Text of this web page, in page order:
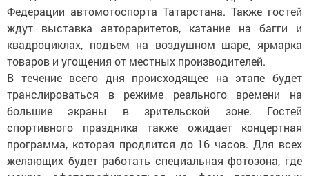
Федерации автомотоспорта Татарстана. Также гостей
ждут выставка автораритетов, катание на багги и
квадроциклах, подъем на воздушном шаре, ярмарка
товаров и угощения от местных производителей.
В течение всего дня происходящее на этапе будет
транслироваться в режиме реального времени на
большие экраны в зрительской зоне. Гостей
спортивного праздника также ожидает концертная
программа, которая продлится до 16 часов. Для всех
желающих будет работать специальная фотозона, где